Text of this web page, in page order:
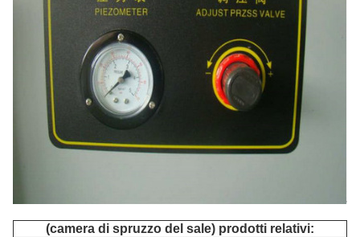
(camera di spruzzo del sale) prodotti relativi: